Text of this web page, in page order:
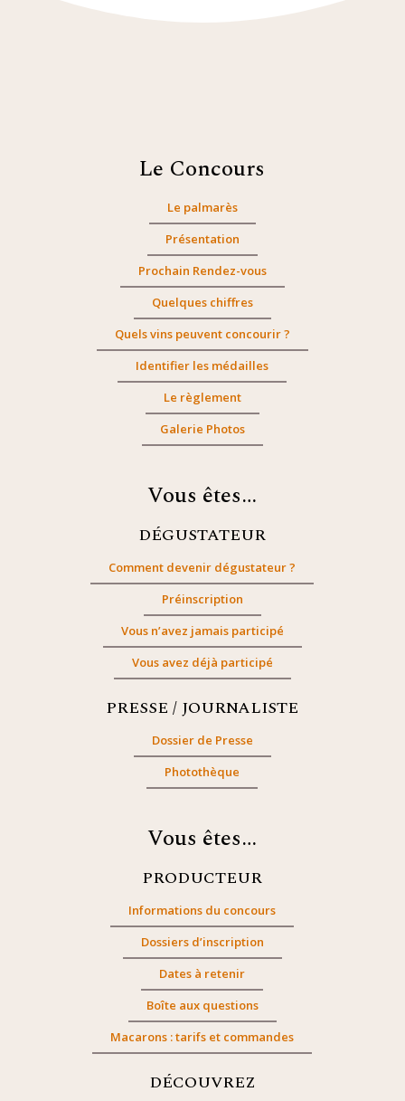
Le Concours
Le palmarès
Présentation
Prochain Rendez-vous
Quelques chiffres
Quels vins peuvent concourir ?
Identifier les médailles
Le règlement
Galerie Photos
Vous êtes…
DÉGUSTATEUR
Comment devenir dégustateur ?
Préinscription
Vous n’avez jamais participé
Vous avez déjà participé
PRESSE / JOURNALISTE
Dossier de Presse
Photothèque
Vous êtes…
PRODUCTEUR
Informations du concours
Dossiers d’inscription
Dates à retenir
Boîte aux questions
Macarons : tarifs et commandes
DÉCOUVREZ